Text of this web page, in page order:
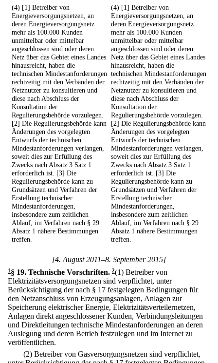
(4) [1] Betreiber von
Energieversorgungsnetzen, an
deren Energieversorgungsnetz
mehr als 100.000 Kunden
unmittelbar oder mittelbar
angeschlossen sind oder deren
Netz über das Gebiet eines Landes
hinausreicht, haben die
technischen Mindestanforderungen
rechtzeitig mit den Verbänden der
Netznutzer zu konsultieren und
diese nach Abschluss der
Konsultation der
Regulierungsbehörde vorzulegen.
[2] Die Regulierungsbehörde kann
Änderungen des vorgelegten
Entwurfs der technischen
Mindestanforderungen verlangen,
soweit dies zur Erfüllung des
Zwecks nach Absatz 3 Satz 1
erforderlich ist. [3] Die
Regulierungsbehörde kann zu
Grundsätzen und Verfahren der
Erstellung technischer
Mindestanforderungen,
insbesondere zum zeitlichen
Ablauf, im Verfahren nach § 29
Absatz 1 nähere Bestimmungen
treffen.
(4) [1] Betreiber von
Energieversorgungsnetzen, an
deren Energieversorgungsnetz
mehr als 100.000 Kunden
unmittelbar oder mittelbar
angeschlossen sind oder deren
Netz über das Gebiet eines Landes
hinausreicht, haben die
technischen Mindestanforderungen
rechtzeitig mit den Verbänden der
Netznutzer zu konsultieren und
diese nach Abschluss der
Konsultation der
Regulierungsbehörde vorzulegen.
[2] Die Regulierungsbehörde kann
Änderungen des vorgelegten
Entwurfs der technischen
Mindestanforderungen verlangen,
soweit dies zur Erfüllung des
Zwecks nach Absatz 3 Satz 1
erforderlich ist. [3] Die
Regulierungsbehörde kann zu
Grundsätzen und Verfahren der
Erstellung technischer
Mindestanforderungen,
insbesondere zum zeitlichen
Ablauf, im Verfahren nach § 29
Absatz 1 nähere Bestimmungen
treffen.
[4. August 2011–8. September 2015]
1§ 19. Technische Vorschriften. 2(1) Betreiber von
Elektrizitätsversorgungsnetzen sind verpflichtet, unter
Berücksichtigung der nach § 17 festgelegten Bedingungen für
den Netzanschluss von Erzeugungsanlagen, Anlagen zur
Speicherung elektrischer Energie, Elektrizitätsverteilernetzen,
Anlagen direkt angeschlossener Kunden, Verbindungsleitungen
und Direktleitungen technische Mindestanforderungen an deren
Auslegung und deren Betrieb festzulegen und im Internet zu
veröffentlichen.
(2) Betreiber von Gasversorgungsnetzen sind verpflichtet,